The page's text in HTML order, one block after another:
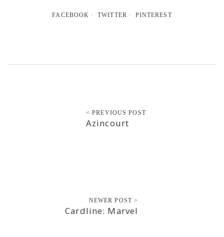
FACEBOOK TWITTER PINTEREST
< PREVIOUS POST
Azincourt
NEWER POST >
Cardline: Marvel